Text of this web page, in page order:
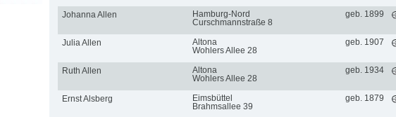
Johanna Allen
Hamburg-Nord
Curschmannstraße 8
geb. 1899
Julia Allen
Altona
Wohlers Allee 28
geb. 1907
Ruth Allen
Altona
Wohlers Allee 28
geb. 1934
Ernst Alsberg
Eimsbüttel
Brahmsallee 39
geb. 1879